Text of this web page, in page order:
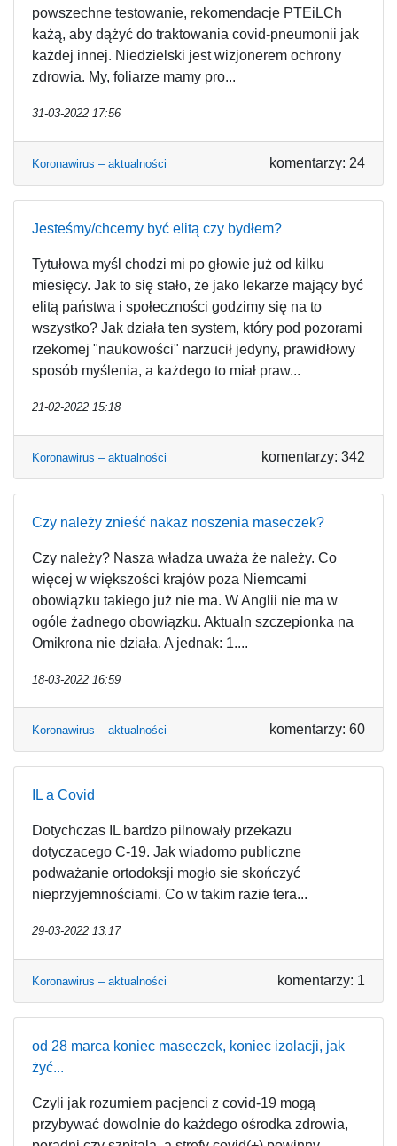
powszechne testowanie, rekomendacje PTEiLCh
każą, aby dążyć do traktowania covid-pneumonii jak
każdej innej. Niedzielski jest wizjonerem ochrony
zdrowia. My, foliarze mamy pro...
31-03-2022 17:56
Koronawirus – aktualności komentarzy: 24
Jesteśmy/chcemy być elitą czy bydłem?
Tytułowa myśl chodzi mi po głowie już od kilku
miesięcy. Jak to się stało, że jako lekarze mający być
elitą państwa i społeczności godzimy się na to
wszystko? Jak działa ten system, który pod pozorami
rzekomej "naukowości" narzucił jedyny, prawidłowy
sposób myślenia, a każdego to miał praw...
21-02-2022 15:18
Koronawirus – aktualności komentarzy: 342
Czy należy znieść nakaz noszenia maseczek?
Czy należy? Nasza władza uważa że należy. Co
więcej w większości krajów poza Niemcami
obowiązku takiego już nie ma. W Anglii nie ma w
ogóle żadnego obowiązku. Aktualn szczepionka na
Omikrona nie działa. A jednak: 1....
18-03-2022 16:59
Koronawirus – aktualności komentarzy: 60
IL a Covid
Dotychczas IL bardzo pilnowały przekazu
dotyczacego C-19. Jak wiadomo publiczne
podważanie ortodoksji mogło sie skończyć
nieprzyjemnościami. Co w takim razie tera...
29-03-2022 13:17
Koronawirus – aktualności komentarzy: 1
od 28 marca koniec maseczek, koniec izolacji, jak
żyć...
Czyli jak rozumiem pacjenci z covid-19 mogą
przybywać dowolnie do każdego ośrodka zdrowia,